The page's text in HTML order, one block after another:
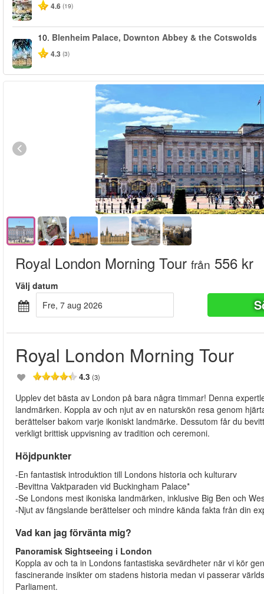
4.6 (19)
10. Blenheim Palace, Downton Abbey & the Cotswolds
4.3 (3)
Royal London Morning Tour från 556 kr
Välj datum
fre, 7 aug 2026
Royal London Morning Tour
4.3 (3)
Upplev det bästa av London på bara några timmar! Denna
landmärken. Koppla av och njut av en naturskön resa genom
berättelser bakom varje ikoniskt landmärke. Dessutom får du
verkligt brittisk uppvisning av tradition och ceremoni.
Höjdpunkter
-En fantastisk introduktion till Londons historia och kulturarv
-Bevittna Vaktparaden vid Buckingham Palace*
-Se Londons mest ikoniska landmärken, inklusive Big Ben och
-Njut av fängslande berättelser och mindre kända fakta från din
Vad kan jag förvänta mig?
Panoramisk Sightseeing i London
Koppla av och ta in Londons fantastiska sevärdheter när vi kör
fascinerande insikter om stadens historia medan vi passerar
Parliament.